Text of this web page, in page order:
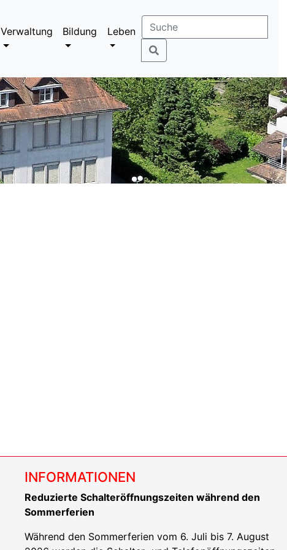
Verwaltung Bildung Leben
INFORMATIONEN
Reduzierte Schalteröffnungszeiten während den
Sommerferien
Während den Sommerferien vom 6. Juli bis 7. August